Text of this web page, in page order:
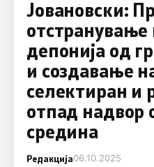
Јовановски:
депонија од
и создавање
селектиран и
отпад надвор
средина
Редакција06.10.2025